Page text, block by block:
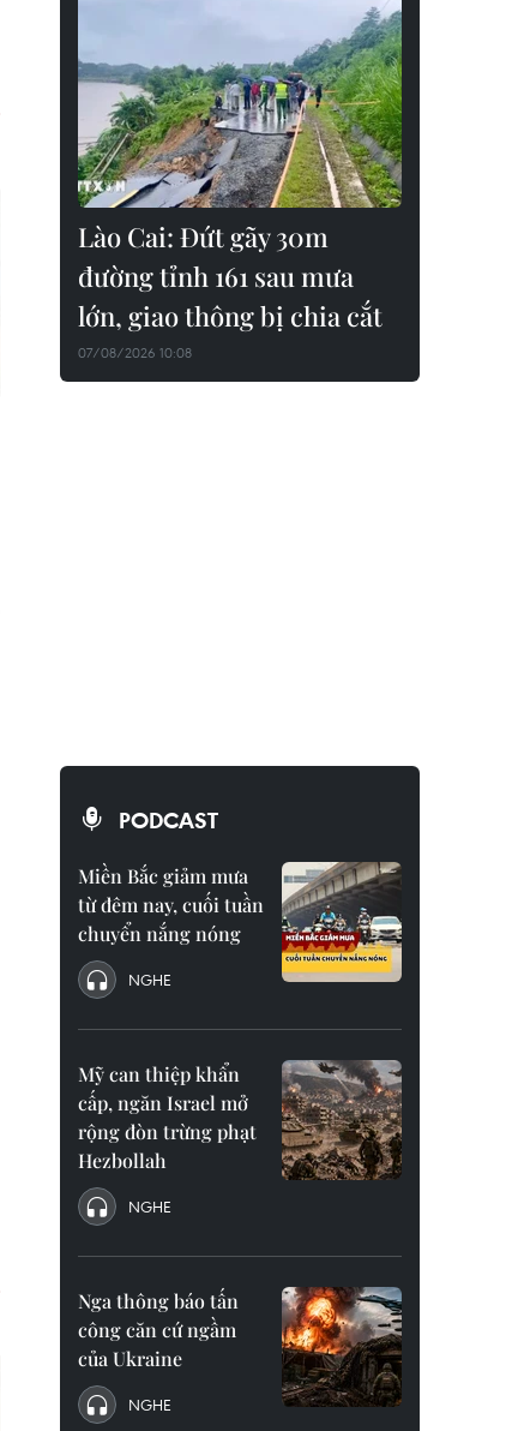
Lào Cai: Đứt gãy 30m
đường tỉnh 161 sau mưa
lớn, giao thông bị chia cắt
07/08/2026 10:08
PODCAST
Miền Bắc giảm mưa
từ đêm nay, cuối tuần
chuyển nắng nóng
NGHE
Mỹ can thiệp khẩn
cấp, ngăn Israel mở
rộng đòn trừng phạt
Hezbollah
NGHE
Nga thông báo tấn
công căn cứ ngầm
của Ukraine
NGHE